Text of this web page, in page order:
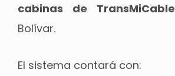
cabinas de TransMiCable
Bolívar.
El sistema contará con: